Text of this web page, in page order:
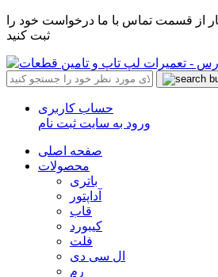
از قسمت تماس با ما درخواست خود را
ثبت کنید
حساب کاربری
ورود به سایت ثبت نام
صفحه اصلی
محصولات
باتری
آداپتور
قاب
کیبورد
فلت
ال سی دی
رم